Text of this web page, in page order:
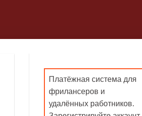
Платёжная система для
фрилансеров и
удалённых работников.